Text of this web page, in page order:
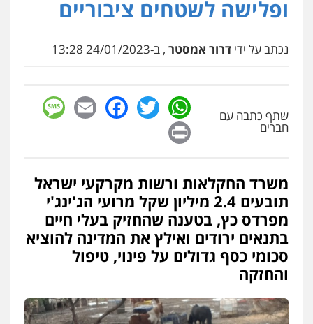
ופלישה לשטחים ציבוריים
נכתב על ידי דרור אמסטר , ב-24/01/2023 13:28
שתף כתבה עם
חברים
WhatsApp
Twitter
Facebook
Email
משרד החקלאות ורשות מקרקעי ישראל
תובעים 2.4 מיליון שקל מרועי הג'ינג'י
מפרדס כץ, בטענה שהחזיק בעלי חיים
בתנאים ירודים ואילץ את המדינה להוציא
סכומי כסף גדולים על פינוי, טיפול
והחזקה